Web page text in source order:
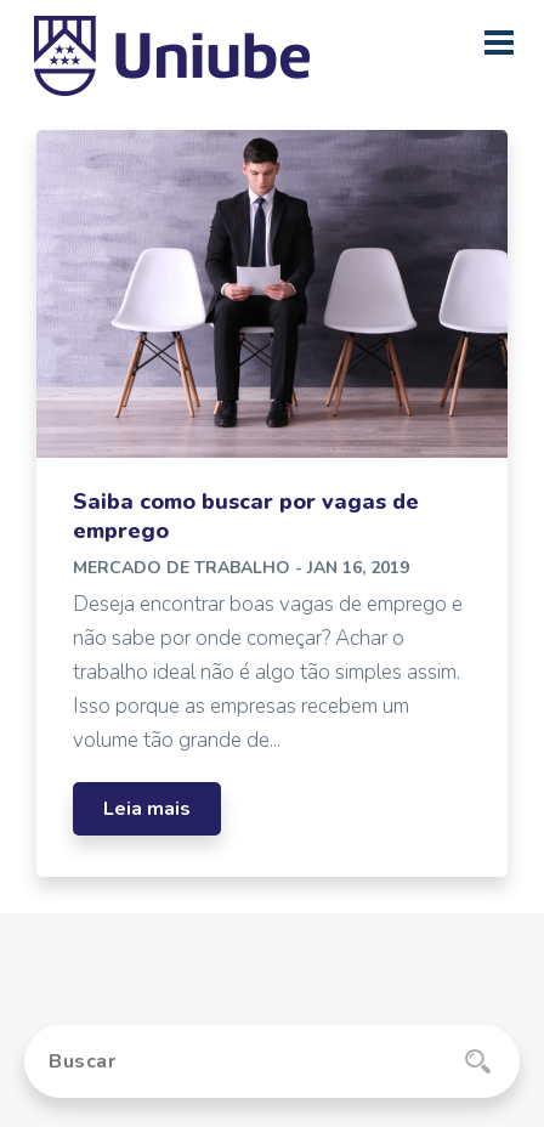
Saiba como buscar por vagas de
emprego
MERCADO DE TRABALHO - JAN 16, 2019
Deseja encontrar boas vagas de emprego e
não sabe por onde começar? Achar o
trabalho ideal não é algo tão simples assim.
Isso porque as empresas recebem um
volume tão grande de...
Leia mais